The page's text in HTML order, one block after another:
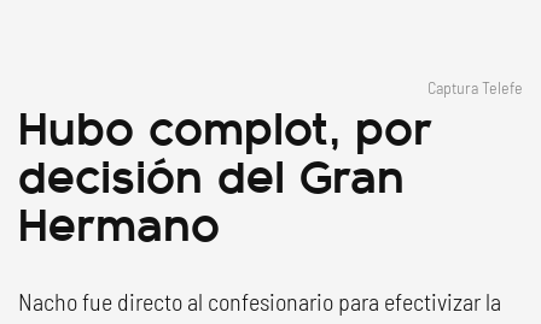
Captura Telefe
Hubo complot, por
decisión del Gran
Hermano
Nacho fue directo al confesionario para efectivizar la